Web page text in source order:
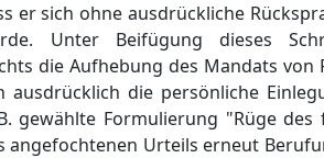
er sich ohne ausdrückliche
Unter Beifügung dieses
die Aufhebung des Mandats von
ausdrücklich die persönliche
gewählte Formulierung "Rüge
angefochtenen Urteils erneut